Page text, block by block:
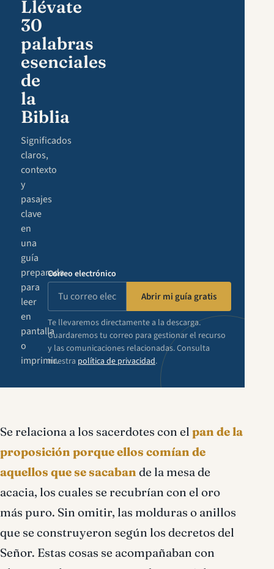
Llévate
30
palabras
esenciales
de
la
Biblia
Significados
claros,
contexto
y
pasajes
clave
en
una
guía
preparada
para
leer
en
pantalla
o
imprimir.
Correo electrónico
Abrir mi guía gratis
Te llevaremos directamente a la descarga.
Guardaremos tu correo para gestionar el recurso
y las comunicaciones relacionadas. Consulta
nuestra política de privacidad.
Se relaciona a los sacerdotes con el pan de la
proposición porque ellos comían de
aquellos que se sacaban de la mesa de
acacia, los cuales se recubrían con el oro
más puro. Sin omitir, las molduras o anillos
que se construyeron según los decretos del
Señor. Estas cosas se acompañaban con